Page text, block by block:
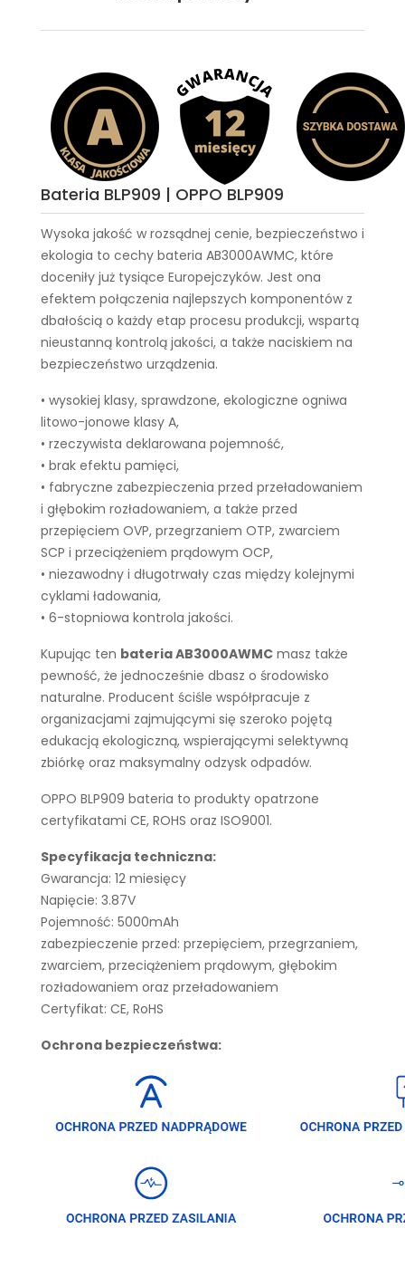
Bateria BLP909 | OPPO BLP909
Wysoka jakość w rozsądnej cenie, bezpieczeństwo i
ekologia to cechy bateria AB3000AWMC, które
doceniły już tysiące Europejczyków. Jest ona
efektem połączenia najlepszych komponentów z
dbałością o każdy etap procesu produkcji, wspartą
nieustanną kontrolą jakości, a także naciskiem na
bezpieczeństwo urządzenia.
• wysokiej klasy, sprawdzone, ekologiczne ogniwa
litowo-jonowe klasy A,
• rzeczywista deklarowana pojemność,
• brak efektu pamięci,
• fabryczne zabezpieczenia przed przeładowaniem
i głębokim rozładowaniem, a także przed
przepięciem OVP, przegrzaniem OTP, zwarciem
SCP i przeciążeniem prądowym OCP,
• niezawodny i długotrwały czas między kolejnymi
cyklami ładowania,
• 6-stopniowa kontrola jakości.
Kupując ten bateria AB3000AWMC masz także
pewność, że jednocześnie dbasz o środowisko
naturalne. Producent ściśle współpracuje z
organizacjami zajmującymi się szeroko pojętą
edukacją ekologiczną, wspierającymi selektywną
zbiórkę oraz maksymalny odzysk odpadów.
OPPO BLP909 bateria to produkty opatrzone
certyfikatami CE, ROHS oraz ISO9001.
Specyfikacja techniczna:
Gwarancja: 12 miesięcy
Napięcie: 3.87V
Pojemność: 5000mAh
zabezpieczenie przed: przepięciem, przegrzaniem,
zwarciem, przeciążeniem prądowym, głębokim
rozładowaniem oraz przeładowaniem
Certyfikat: CE, RoHS
Ochrona bezpieczeństwa: